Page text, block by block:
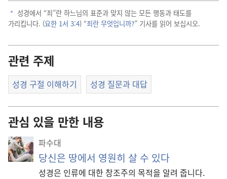
영
재
생
하
기
a 성경에서 “죄”란 하느님의 표준과 맞지 않는 모든 행동과 태도를
가리킵니다. (요한 1서 3:4) “죄란 무엇입니까?” 기사를 읽어 보십시오.
관련 주제
성경 구절 이해하기 성경 질문과 대답
관심 있을 만한 내용
파수대
당신은 땅에서 영원히 살 수 있다
성경은 인류에 대한 창조주의 목적을 알려 줍니다.